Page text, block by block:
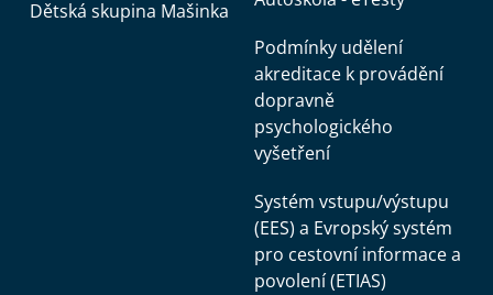
Dětská skupina Mašinka
Podmínky udělení
akreditace k provádění
dopravně
psychologického
vyšetření
Systém vstupu/výstupu
(EES) a Evropský systém
pro cestovní informace a
povolení (ETIAS)